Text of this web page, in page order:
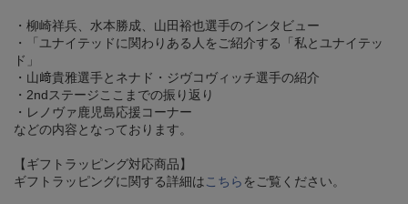
・柳崎祥兵、水本勝成、山田裕也選手のインタビュー
・「ユナイテッドに関わりある人をご紹介する「私とユナイテッ
ド」
・山﨑貴雅選手とネナド・ジヴコヴィッチ選手の紹介
・2ndステージここまでの振り返り
・レノヴァ鹿児島応援コーナー
などの内容となっております。
【ギフトラッピング対応商品】
ギフトラッピングに関する詳細はこちら をご覧ください。